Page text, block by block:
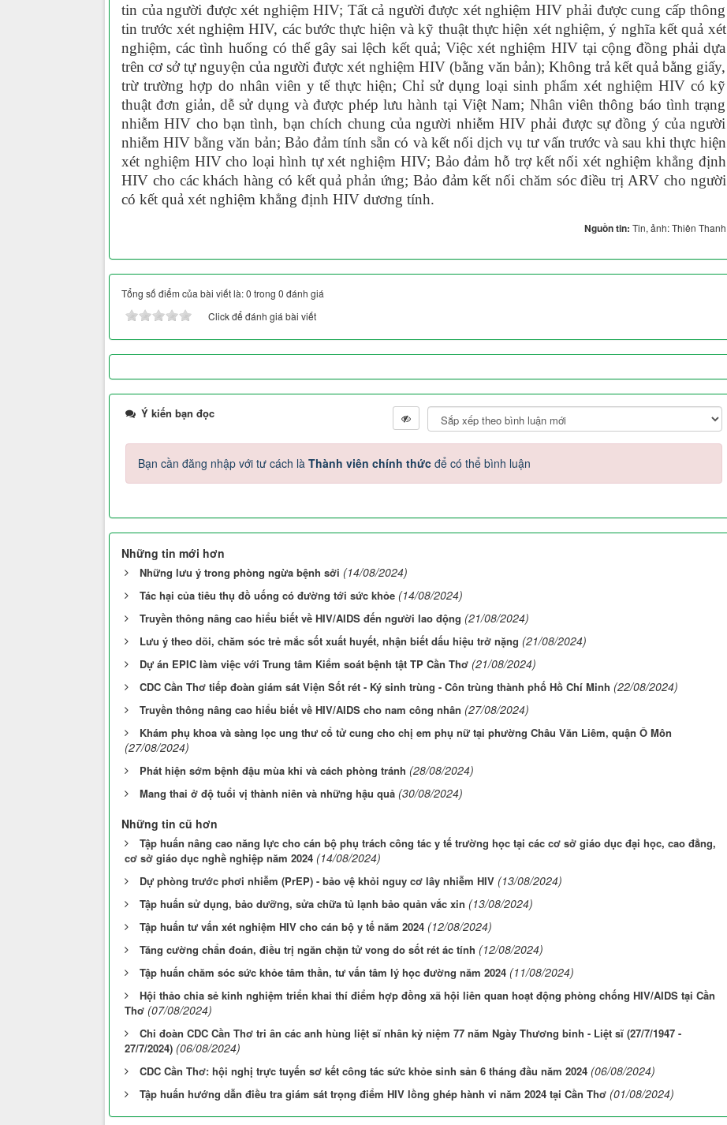
tin của người được xét nghiệm HIV; Tất cả người được xét nghiệm HIV phải được cung cấp thông
tin trước xét nghiệm HIV, các bước thực hiện và kỹ thuật thực hiện xét nghiệm, ý nghĩa kết quả xét
nghiệm, các tình huống có thể gây sai lệch kết quả; Việc xét nghiệm HIV tại cộng đồng phải dựa
trên cơ sở tự nguyện của người được xét nghiệm HIV (bằng văn bản); Không trả kết quả bằng giấy,
trừ trường hợp do nhân viên y tế thực hiện; Chỉ sử dụng loại sinh phẩm xét nghiệm HIV có kỹ
thuật đơn giản, dễ sử dụng và được phép lưu hành tại Việt Nam; Nhân viên thông báo tình trạng
nhiễm HIV cho bạn tình, bạn chích chung của người nhiễm HIV phải được sự đồng ý của người
nhiễm HIV bằng văn bản; Bảo đảm tính sẵn có và kết nối dịch vụ tư vấn trước và sau khi thực hiện
xét nghiệm HIV cho loại hình tự xét nghiệm HIV; Bảo đảm hỗ trợ kết nối xét nghiệm khẳng định
HIV cho các khách hàng có kết quả phản ứng; Bảo đảm kết nối chăm sóc điều trị ARV cho người
có kết quả xét nghiệm khẳng định HIV dương tính.
Nguồn tin: Tin, ảnh: Thiên Thanh
Tổng số điểm của bài viết là: 0 trong 0 đánh giá
Click để đánh giá bài viết
Ý kiến bạn đọc
Bạn cần đăng nhập với tư cách là Thành viên chính thức để có thể bình luận
Những tin mới hơn
Những lưu ý trong phòng ngừa bệnh sởi (14/08/2024)
Tác hại của tiêu thụ đồ uống có đường tới sức khỏe (14/08/2024)
Truyền thông nâng cao hiểu biết về HIV/AIDS đến người lao động (21/08/2024)
Lưu ý theo dõi, chăm sóc trẻ mắc sốt xuất huyết, nhận biết dấu hiệu trở nặng (21/08/2024)
Dự án EPIC làm việc với Trung tâm Kiểm soát bệnh tật TP Cần Thơ (21/08/2024)
CDC Cần Thơ tiếp đoàn giám sát Viện Sốt rét - Ký sinh trùng - Côn trùng thành phố Hồ Chí Minh (22/08/2024)
Truyền thông nâng cao hiểu biết về HIV/AIDS cho nam công nhân (27/08/2024)
Khám phụ khoa và sàng lọc ung thư cổ tử cung cho chị em phụ nữ tại phường Châu Văn Liêm, quận Ô Môn
(27/08/2024)
Phát hiện sớm bệnh đậu mùa khỉ và cách phòng tránh (28/08/2024)
Mang thai ở độ tuổi vị thành niên và những hậu quả (30/08/2024)
Những tin cũ hơn
Tập huấn nâng cao năng lực cho cán bộ phụ trách công tác y tế trường học tại các cơ sở giáo dục đại học, cao đẳng,
cơ sở giáo dục nghề nghiệp năm 2024 (14/08/2024)
Dự phòng trước phơi nhiễm (PrEP) - bảo vệ khỏi nguy cơ lây nhiễm HIV (13/08/2024)
Tập huấn sử dụng, bảo dưỡng, sửa chữa tủ lạnh bảo quản vắc xin (13/08/2024)
Tập huấn tư vấn xét nghiệm HIV cho cán bộ y tế năm 2024 (12/08/2024)
Tăng cường chẩn đoán, điều trị ngăn chặn tử vong do sốt rét ác tính (12/08/2024)
Tập huấn chăm sóc sức khỏe tâm thần, tư vấn tâm lý học đường năm 2024 (11/08/2024)
Hội thảo chia sẻ kinh nghiệm triển khai thí điểm hợp đồng xã hội liên quan hoạt động phòng chống HIV/AIDS tại Cần
Thơ (07/08/2024)
Chi đoàn CDC Cần Thơ tri ân các anh hùng liệt sĩ nhân kỷ niệm 77 năm Ngày Thương binh - Liệt sĩ (27/7/1947 -
27/7/2024) (06/08/2024)
CDC Cần Thơ: hội nghị trực tuyến sơ kết công tác sức khỏe sinh sản 6 tháng đầu năm 2024 (06/08/2024)
Tập huấn hướng dẫn điều tra giám sát trọng điểm HIV lồng ghép hành vi năm 2024 tại Cần Thơ (01/08/2024)